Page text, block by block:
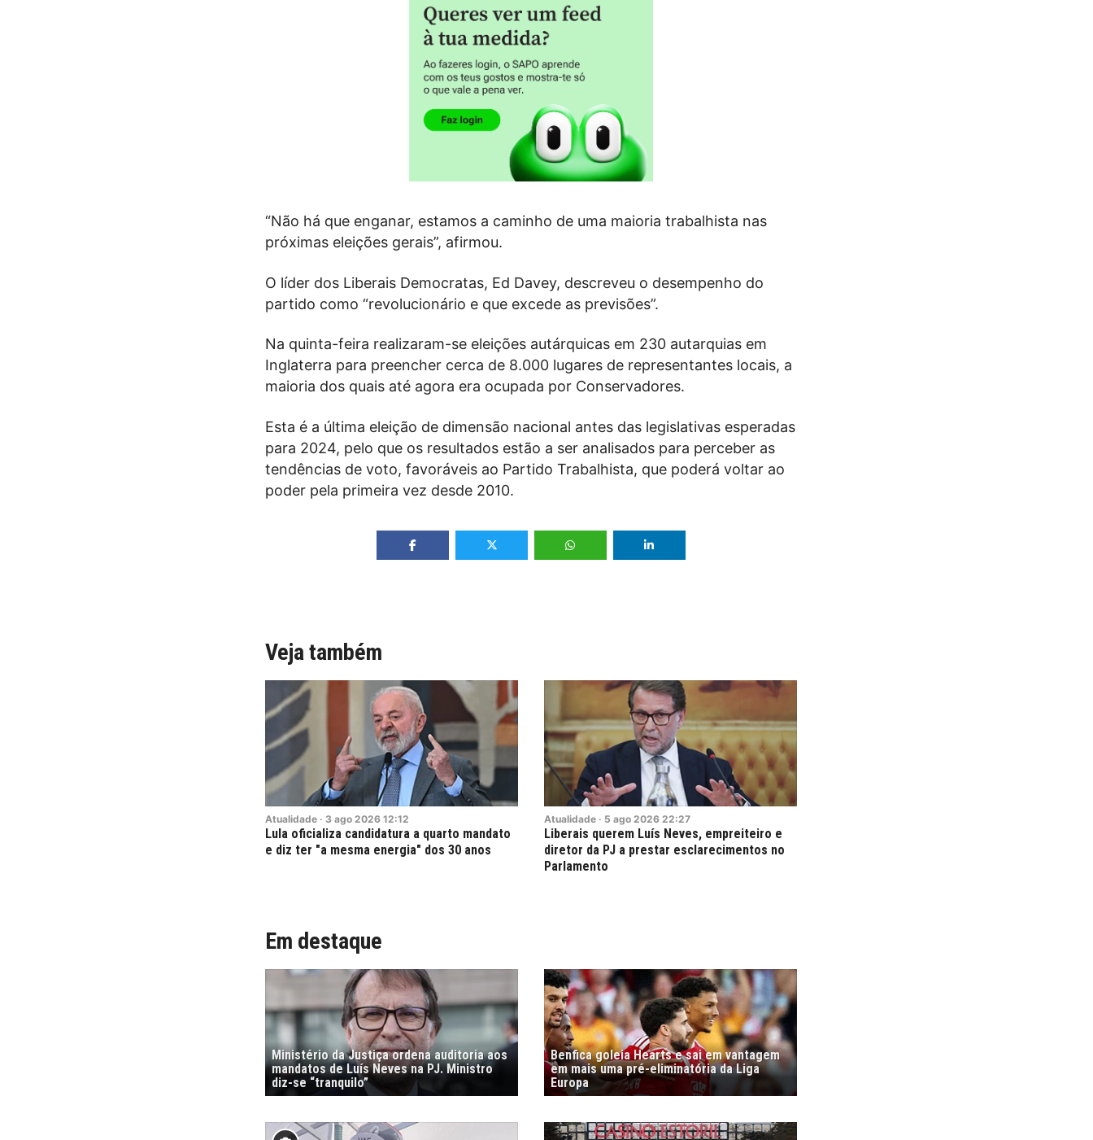
“Não há que enganar, estamos a caminho de uma maioria trabalhista nas
próximas eleições gerais”, afirmou.
O líder dos Liberais Democratas, Ed Davey, descreveu o desempenho do
partido como “revolucionário e que excede as previsões”.
Na quinta-feira realizaram-se eleições autárquicas em 230 autarquias em
Inglaterra para preencher cerca de 8.000 lugares de representantes locais, a
maioria dos quais até agora era ocupada por Conservadores.
Esta é a última eleição de dimensão nacional antes das legislativas esperadas
para 2024, pelo que os resultados estão a ser analisados para perceber as
tendências de voto, favoráveis ao Partido Trabalhista, que poderá voltar ao
poder pela primeira vez desde 2010.
Veja também
Atualidade · 3 ago 2026 12:12
Lula oficializa candidatura a quarto mandato
e diz ter "a mesma energia" dos 30 anos
Atualidade · 5 ago 2026 22:27
Liberais querem Luís Neves, empreiteiro e
diretor da PJ a prestar esclarecimentos no
Parlamento
Em destaque
Ministério da Justiça ordena auditoria aos
mandatos de Luís Neves na PJ. Ministro
diz-se “tranquilo”
Benfica goleia Hearts e sai em vantagem
em mais uma pré-eliminatória da Liga
Europa